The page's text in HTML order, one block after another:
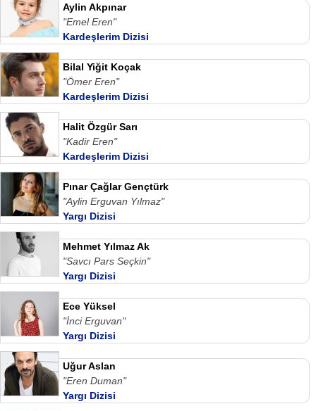
Aylin Akpınar
"Emel Eren"
Kardeşlerim Dizisi
Bilal Yiğit Koçak
"Ömer Eren"
Kardeşlerim Dizisi
Halit Özgür Sarı
"Kadir Eren"
Kardeşlerim Dizisi
Pınar Çağlar Gençtürk
"Aylin Erguvan Yılmaz"
Yargı Dizisi
Mehmet Yılmaz Ak
"Savcı Pars Seçkin"
Yargı Dizisi
Ece Yüksel
"İnci Erguvan"
Yargı Dizisi
Uğur Aslan
"Eren Duman"
Yargı Dizisi